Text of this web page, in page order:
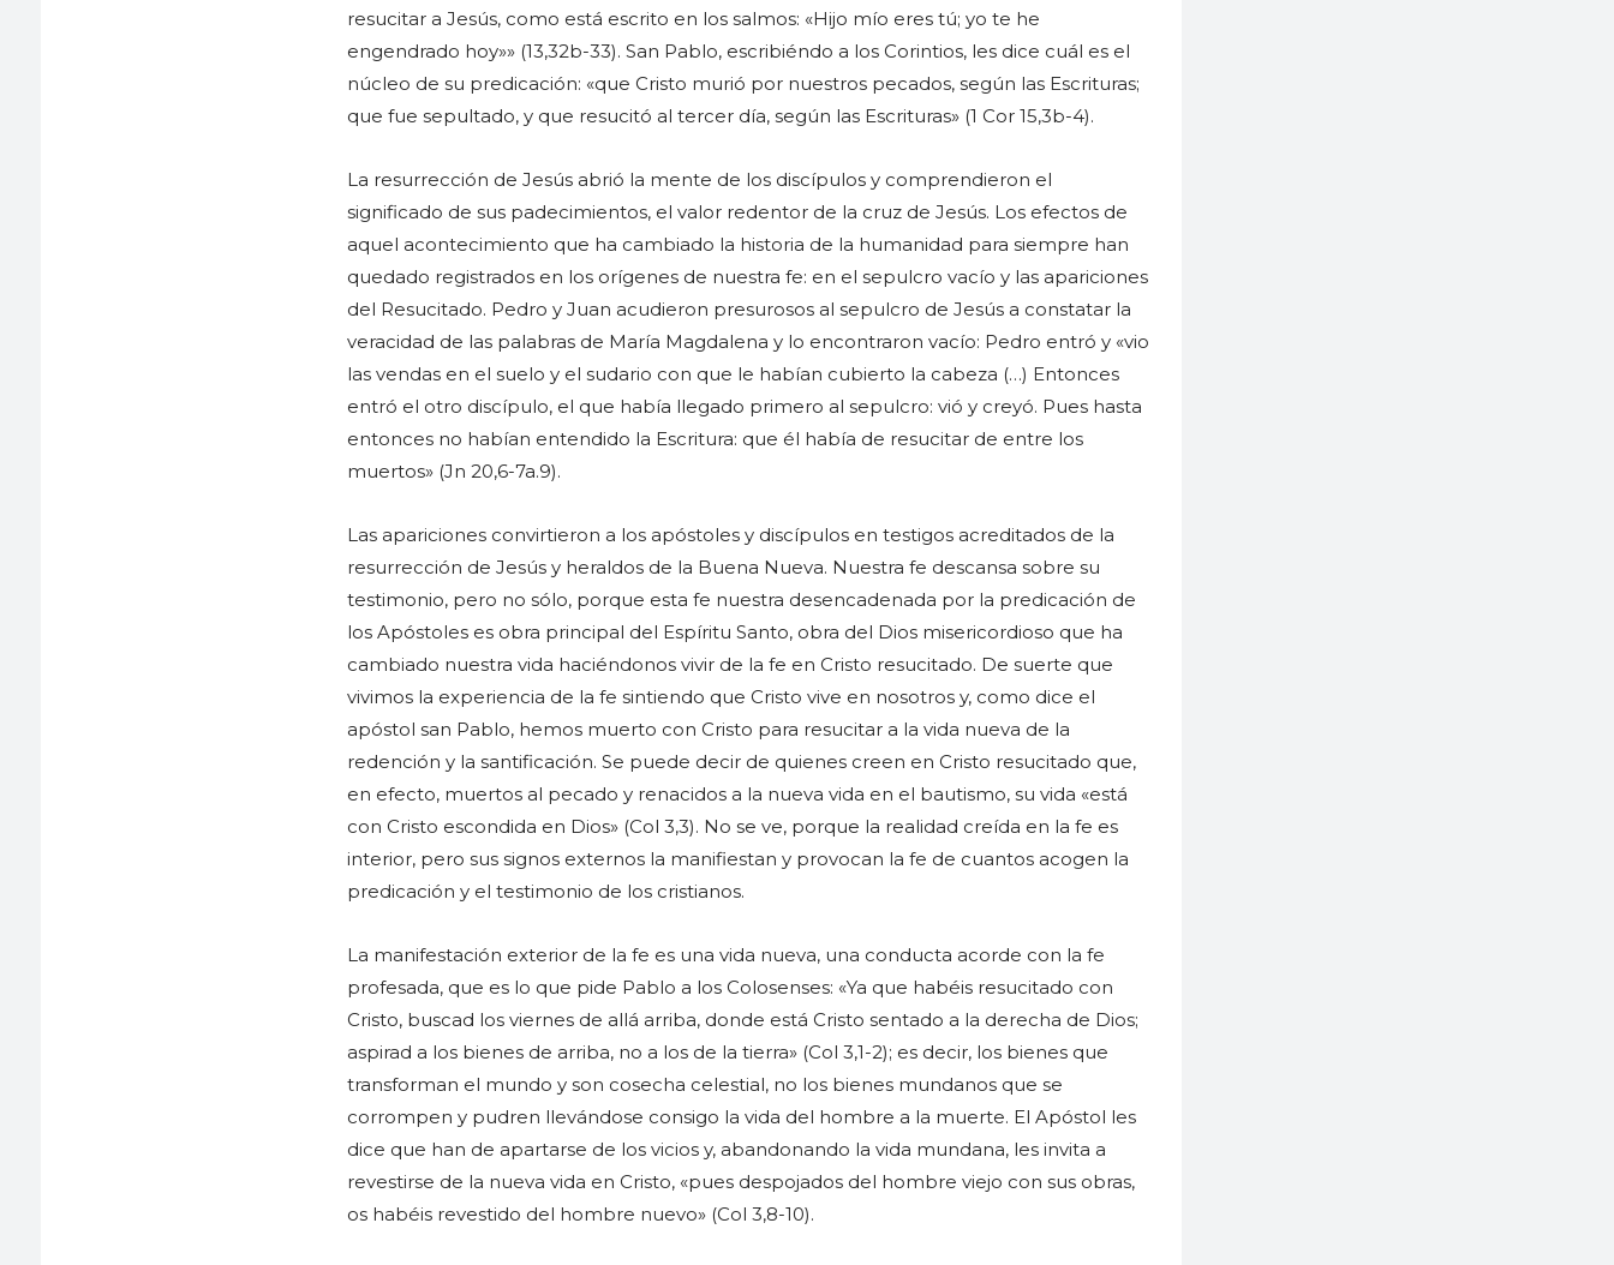
resucitar a Jesús, como está escrito en los salmos: «Hijo mío eres tú; yo te he
engendrado hoy»» (13,32b-33). San Pablo, escribiéndo a los Corintios, les dice cuál es el
núcleo de su predicación: «que Cristo murió por nuestros pecados, según las Escrituras;
que fue sepultado, y que resucitó al tercer día, según las Escrituras» (1 Cor 15,3b-4).
La resurrección de Jesús abrió la mente de los discípulos y comprendieron el
significado de sus padecimientos, el valor redentor de la cruz de Jesús. Los efectos de
aquel acontecimiento que ha cambiado la historia de la humanidad para siempre han
quedado registrados en los orígenes de nuestra fe: en el sepulcro vacío y las apariciones
del Resucitado. Pedro y Juan acudieron presurosos al sepulcro de Jesús a constatar la
veracidad de las palabras de María Magdalena y lo encontraron vacío: Pedro entró y «vio
las vendas en el suelo y el sudario con que le habían cubierto la cabeza (…) Entonces
entró el otro discípulo, el que había llegado primero al sepulcro: vió y creyó. Pues hasta
entonces no habían entendido la Escritura: que él había de resucitar de entre los
muertos» (Jn 20,6-7a.9).
Las apariciones convirtieron a los apóstoles y discípulos en testigos acreditados de la
resurrección de Jesús y heraldos de la Buena Nueva. Nuestra fe descansa sobre su
testimonio, pero no sólo, porque esta fe nuestra desencadenada por la predicación de
los Apóstoles es obra principal del Espíritu Santo, obra del Dios misericordioso que ha
cambiado nuestra vida haciéndonos vivir de la fe en Cristo resucitado. De suerte que
vivimos la experiencia de la fe sintiendo que Cristo vive en nosotros y, como dice el
apóstol san Pablo, hemos muerto con Cristo para resucitar a la vida nueva de la
redención y la santificación. Se puede decir de quienes creen en Cristo resucitado que,
en efecto, muertos al pecado y renacidos a la nueva vida en el bautismo, su vida «está
con Cristo escondida en Dios» (Col 3,3). No se ve, porque la realidad creída en la fe es
interior, pero sus signos externos la manifiestan y provocan la fe de cuantos acogen la
predicación y el testimonio de los cristianos.
La manifestación exterior de la fe es una vida nueva, una conducta acorde con la fe
profesada, que es lo que pide Pablo a los Colosenses: «Ya que habéis resucitado con
Cristo, buscad los viernes de allá arriba, donde está Cristo sentado a la derecha de Dios;
aspirad a los bienes de arriba, no a los de la tierra» (Col 3,1-2); es decir, los bienes que
transforman el mundo y son cosecha celestial, no los bienes mundanos que se
corrompen y pudren llevándose consigo la vida del hombre a la muerte. El Apóstol les
dice que han de apartarse de los vicios y, abandonando la vida mundana, les invita a
revestirse de la nueva vida en Cristo, «pues despojados del hombre viejo con sus obras,
os habéis revestido del hombre nuevo» (Col 3,8-10).